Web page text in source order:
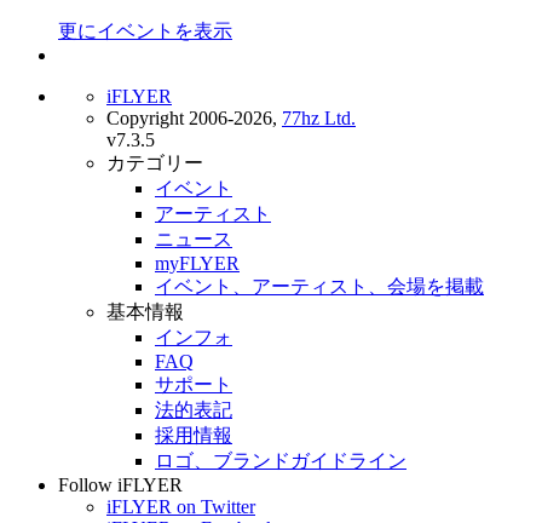
更にイベントを表示
iFLYER
Copyright 2006-2026, 77hz Ltd.
v7.3.5
カテゴリー
イベント
アーティスト
ニュース
myFLYER
イベント、アーティスト、会場を掲載
基本情報
インフォ
FAQ
サポート
法的表記
採用情報
ロゴ、ブランドガイドライン
Follow iFLYER
iFLYER on Twitter